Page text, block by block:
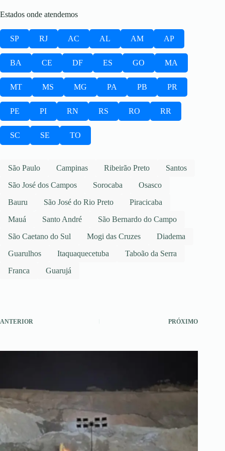
Estados onde atendemos
SP RJ AC AL AM AP
BA CE DF ES GO MA
MT MS MG PA PB PR
PE PI RN RS RO RR
SC SE TO
São Paulo Campinas Ribeirão Preto
Santos
São José dos Campos
Sorocaba
Osasco
Bauru
São José do Rio Preto
Piracicaba
Mauá
Santo André
São Bernardo do Campo
São Caetano do Sul
Mogi das Cruzes
Diadema
Guarulhos
Itaquaquecetuba
Taboão da Serra
Franca
Guarujá
ANTERIOR PRÓXIMO